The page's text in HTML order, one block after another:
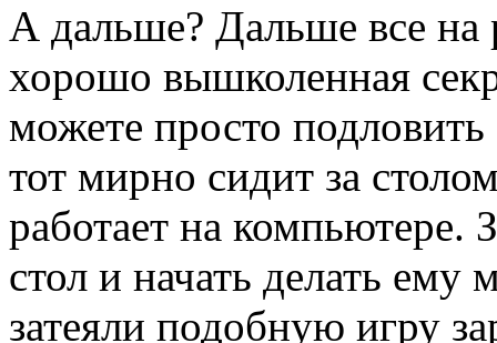
А дальше? Дальше все на
хорошо вышколенная
можете просто подловить
тот мирно сидит за
работает на компьютере.
стол и начать делать ему
затеяли подобную игру